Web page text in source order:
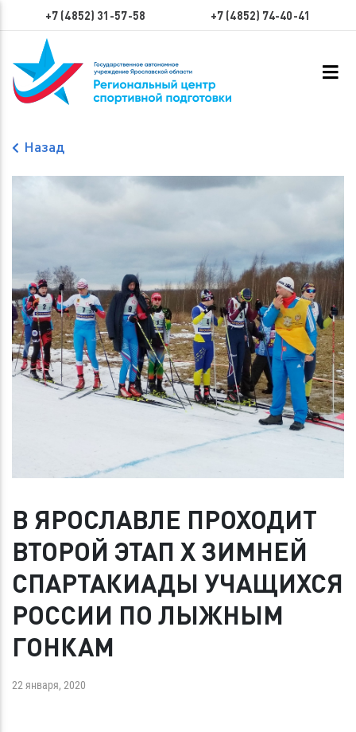
+7 (4852) 31-57-58 +7 (4852) 74-40-41
Назад
В ЯРОСЛАВЛЕ ПРОХОДИТ
ВТОРОЙ ЭТАП X ЗИМНЕЙ
СПАРТАКИАДЫ УЧАЩИХСЯ
РОССИИ ПО ЛЫЖНЫМ
ГОНКАМ
22 января, 2020